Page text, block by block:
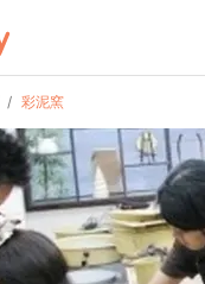
彩泥窯